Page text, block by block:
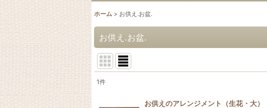
ホーム > お供え.お盆.
お供え.お盆.
1件
お供えのアレンジメント（生花・大）